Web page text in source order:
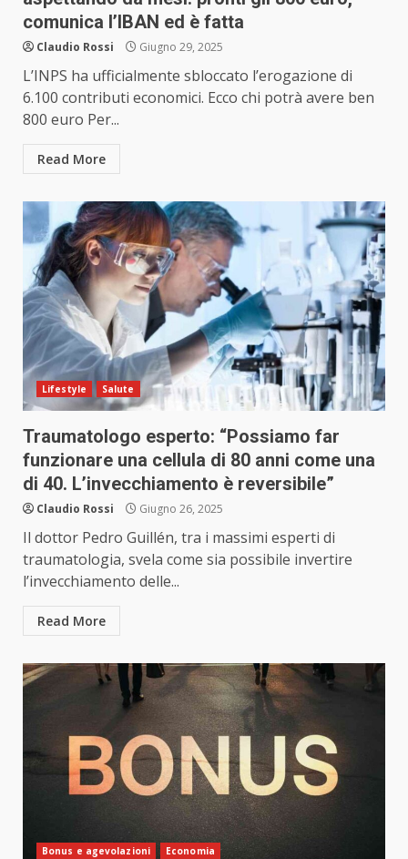
comunica l’IBAN ed è fatta
Claudio Rossi Giugno 29, 2025
L’INPS ha ufficialmente sbloccato l’erogazione di
6.100 contributi economici. Ecco chi potrà avere ben
800 euro Per...
Read More
Lifestyle Salute
Traumatologo esperto: “Possiamo far
funzionare una cellula di 80 anni come una
di 40. L’invecchiamento è reversibile”
Claudio Rossi Giugno 26, 2025
Il dottor Pedro Guillén, tra i massimi esperti di
traumatologia, svela come sia possibile invertire
l’invecchiamento delle...
Read More
Bonus e agevolazioni Economia